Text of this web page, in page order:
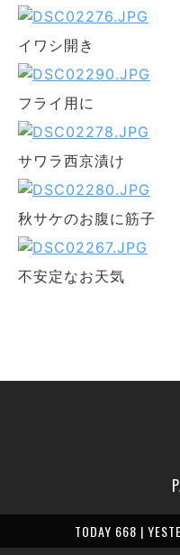
イワシ開き
フライ用に
サワラ西京漬け
秋サケのお腹に筋子
不安定なお天気
TODAY 668 |